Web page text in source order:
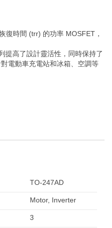
復時間 (trr) 的功率 MOSFET，
高了設計靈活性，同時保持了
電動車充電站和冰箱、空調等
TO-247AD
Motor, Inverter
3